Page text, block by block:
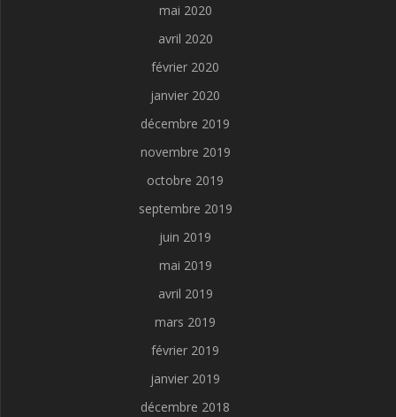
mai 2020
avril 2020
février 2020
janvier 2020
décembre 2019
novembre 2019
octobre 2019
septembre 2019
juin 2019
mai 2019
avril 2019
mars 2019
février 2019
janvier 2019
décembre 2018